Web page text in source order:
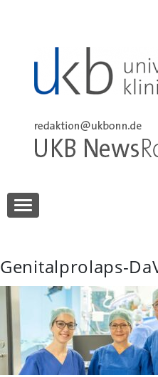
UKB
Genitalprolaps-